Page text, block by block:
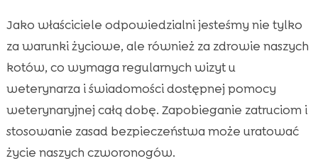
Jako właściciele odpowiedzialni jesteśmy nie tylko
za warunki życiowe, ale również za zdrowie naszych
kotów, co wymaga regularnych wizyt u
weterynarza i świadomości dostępnej pomocy
weterynaryjnej całą dobę. Zapobieganie zatruciom i
stosowanie zasad bezpieczeństwa może uratować
życie naszych czworonogów.